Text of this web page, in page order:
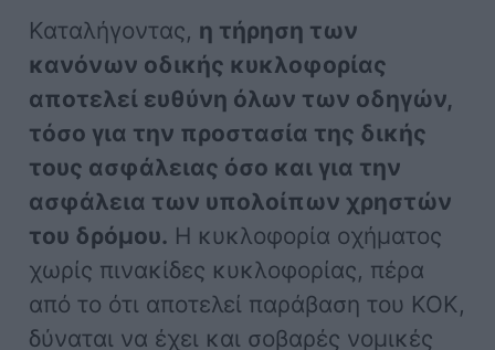
Καταλήγοντας, η τήρηση των
κανόνων οδικής κυκλοφορίας
αποτελεί ευθύνη όλων των οδηγών,
τόσο για την προστασία της δικής
τους ασφάλειας όσο και για την
ασφάλεια των υπολοίπων χρηστών
του δρόμου. Η κυκλοφορία οχήματος
χωρίς πινακίδες κυκλοφορίας, πέρα
από το ότι αποτελεί παράβαση του ΚΟΚ,
δύναται να έχει και σοβαρές νομικές